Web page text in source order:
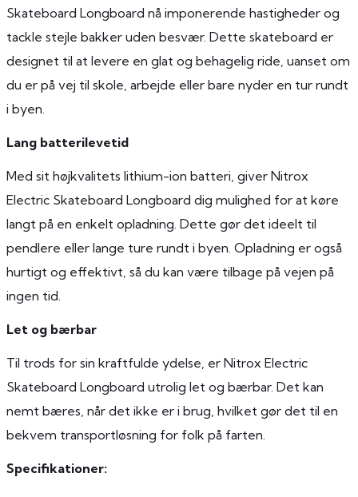
Skateboard Longboard nå imponerende hastigheder og
tackle stejle bakker uden besvær. Dette skateboard er
designet til at levere en glat og behagelig ride, uanset om
du er på vej til skole, arbejde eller bare nyder en tur rundt
i byen.
Lang batterilevetid
Med sit højkvalitets lithium-ion batteri, giver Nitrox
Electric Skateboard Longboard dig mulighed for at køre
langt på en enkelt opladning. Dette gør det ideelt til
pendlere eller lange ture rundt i byen. Opladning er også
hurtigt og effektivt, så du kan være tilbage på vejen på
ingen tid.
Let og bærbar
Til trods for sin kraftfulde ydelse, er Nitrox Electric
Skateboard Longboard utrolig let og bærbar. Det kan
nemt bæres, når det ikke er i brug, hvilket gør det til en
bekvem transportløsning for folk på farten.
Specifikationer: